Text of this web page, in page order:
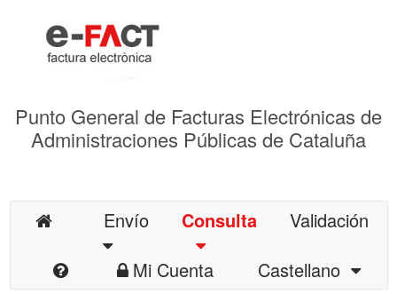
Punto General de Facturas Electrónicas de
Administraciones Públicas de Cataluña
Envío Consulta
Validación
Mi Cuenta
Castellano